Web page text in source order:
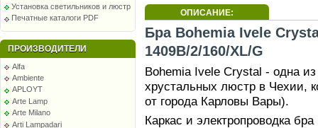
Установка светильников и люстр
Печатные каталоги PDF
ПРОИЗВОДИТЕЛИ
Alfa
Ambiente
APLOYT
Arte Lamp
Arte Milano
Arti Lampadari
ОПИСАНИЕ:
Бра Bohemia Ivele
1409B/2/160/XL/G
Bohemia Ivele Crystal - одна
хрустальных люстр в Чехии,
от города Карловы Вары).
Каркас и электропроводка